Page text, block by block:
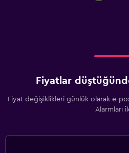
Fiyatlar
Fiyat değişiklikleri günlük olarak e-
Alarmları